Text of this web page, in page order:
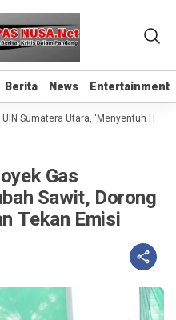
Berita News Entertainment
Berita News Entertainment
Utara, ‘Menyentuh Hati
Gas
Sawit, Dorong
Tekan Emisi